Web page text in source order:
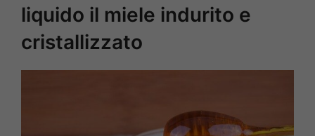
liquido il miele indurito e
cristallizzato